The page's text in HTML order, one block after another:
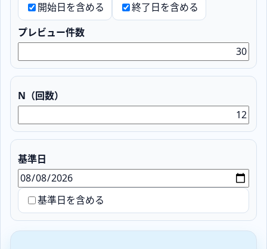
開始日を含める
終了日を含める
プレビュー件数
N（回数）
基準日
基準日を含める